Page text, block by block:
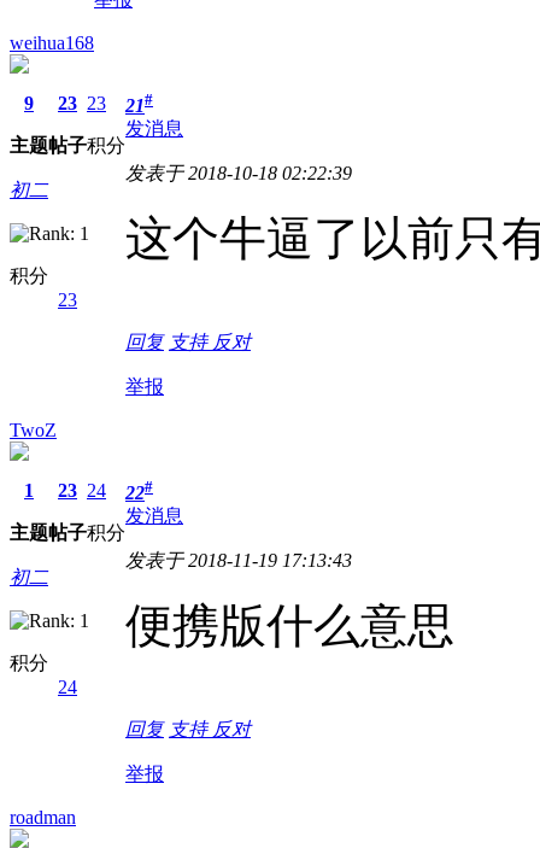
weihua168
9
主题
23
帖子
23
积分
初二
积分
23
21#
发消息
发表于 2018-10-18 02:22:39
这个牛逼了以前只
回复 支持 反对
举报
TwoZ
1
主题
23
帖子
24
积分
初二
积分
24
22#
发消息
发表于 2018-11-19 17:13:43
便携版什么意思
回复 支持 反对
举报
roadman